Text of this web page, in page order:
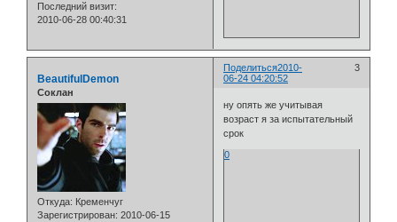
Последний визит:
2010-06-28 00:40:31
Поделиться 3
2010-
06-24 04:20:52
BeautifulDemon
Cоклан
Откуда: Кременчуг
Зарегистрирован: 2010-06-15
ну опять же учитывая
возраст я за испытательный
срок
0